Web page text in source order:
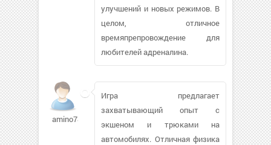
улучшений и новых режимов. В
целом, отличное
времяпрепровождение для
любителей адреналина.
amino787
Игра предлагает
захватывающий опыт с
экшеном и трюками на
автомобилях. Отличная физика